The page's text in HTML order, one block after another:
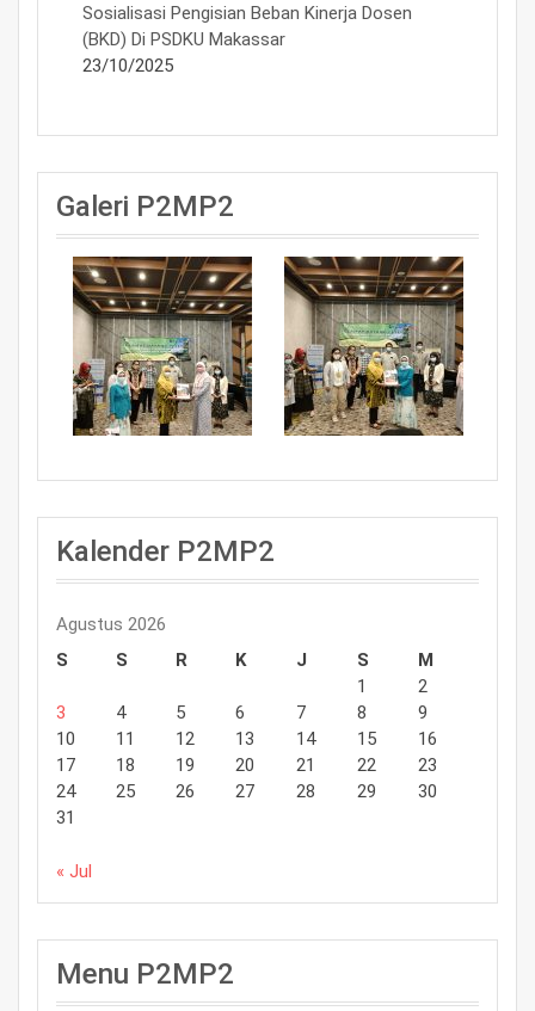
Sosialisasi Pengisian Beban Kinerja Dosen
(BKD) Di PSDKU Makassar
23/10/2025
Galeri P2MP2
Kalender P2MP2
Agustus 2026
S
S R K J S
M
1
2
3
4 5 6 7 8
9
10
11 12 13 14 15
16
17
18 19 20 21 22
23
24
25 26 27 28 29
30
31
« Jul
Menu P2MP2